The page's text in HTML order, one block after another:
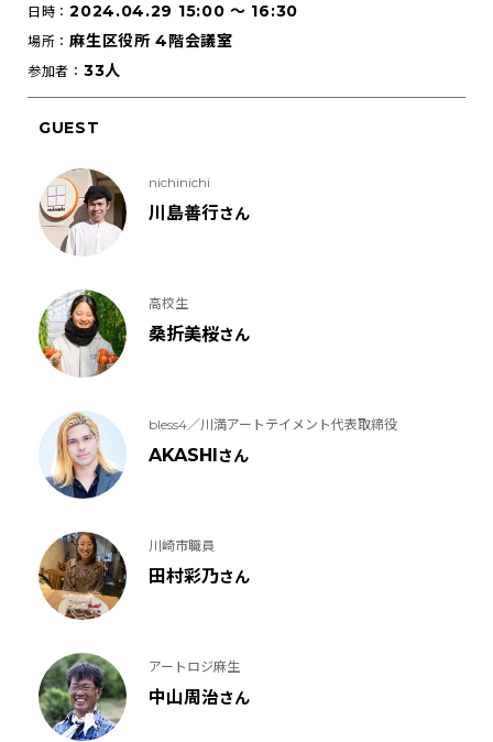
日時：2024.04.29 15:00〜 16:30
場所：麻生区役所 4階会議室
参加者： 33人
GUEST
nichinichi
川島善行さん
高校生
桑折美桜さん
bless4／川満アートテイメント代表取締役
AKASHIさん
川崎市職員
田村彩乃さん
アートロジ麻生
中山周治さん